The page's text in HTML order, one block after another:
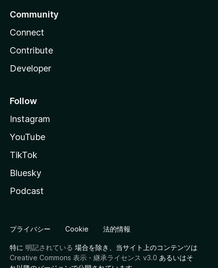
Community
Connect
Contribute
Developer
Follow
Instagram
YouTube
TikTok
Bluesky
Podcast
プライバシー Cookie 法的情報
特に 明記されている 場合を除き、当サイト上のコンテンツは
Creative Commons 表示・継承ライセンス v3.0 あるいはそ